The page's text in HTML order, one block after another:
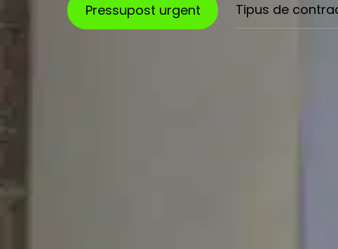
Pressupost urgent Tipus de